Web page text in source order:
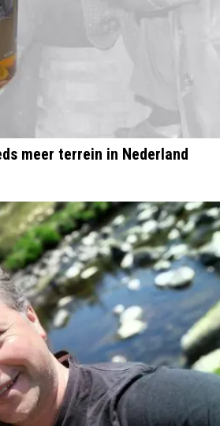
meer terrein in Nederland